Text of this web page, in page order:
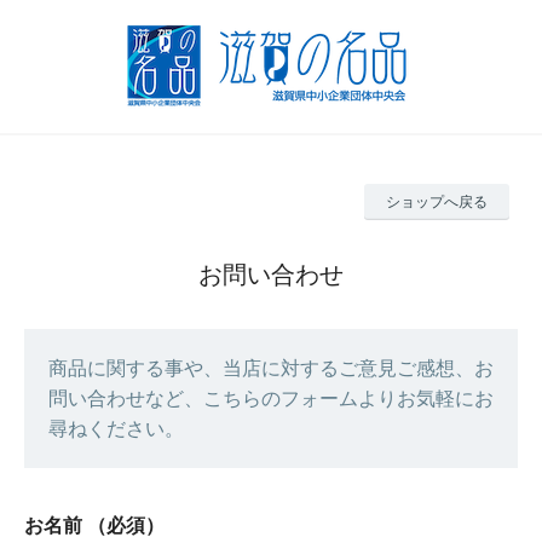
ショップへ戻る
お問い合わせ
商品に関する事や、当店に対するご意見ご感想、お
問い合わせなど、こちらのフォームよりお気軽にお
尋ねください。
お名前 （必須）